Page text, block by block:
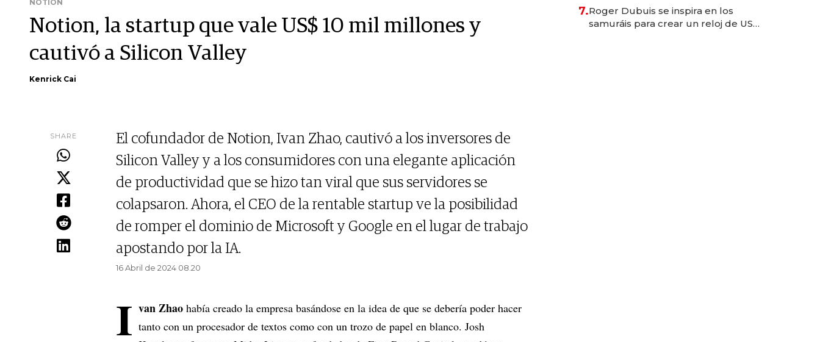
NOTION
Notion, la startup que vale US$ 10 mil millones y
cautivó a Silicon Valley
Kenrick Cai
SHARE
El cofundador de Notion, Ivan Zhao, cautivó a los inversores de
Silicon Valley y a los consumidores con una elegante aplicación
de productividad que se hizo tan viral que sus servidores se
colapsaron. Ahora, el CEO de la rentable startup ve la posibilidad
de romper el dominio de Microsoft y Google en el lugar de trabajo
apostando por la IA.
16 Abril de 2024 08.20
I van Zhao había creado la empresa basándose en la idea de que se debería poder hacer
tanto con un procesador de textos como con un trozo de papel en blanco. Josh
7.Roger Dubuis se inspira en los
samuráis para crear un reloj de US$